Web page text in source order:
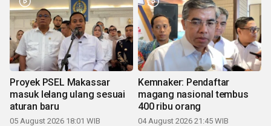
Proyek PSEL Makassar
masuk lelang ulang sesuai
aturan baru
05 August 2026 18:01 WIB
Kemnaker: Pendaftar
magang nasional tembus
400 ribu orang
04 August 2026 21:45 WIB